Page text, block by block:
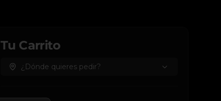
Tu Carrito
¿Dónde quieres pedir?